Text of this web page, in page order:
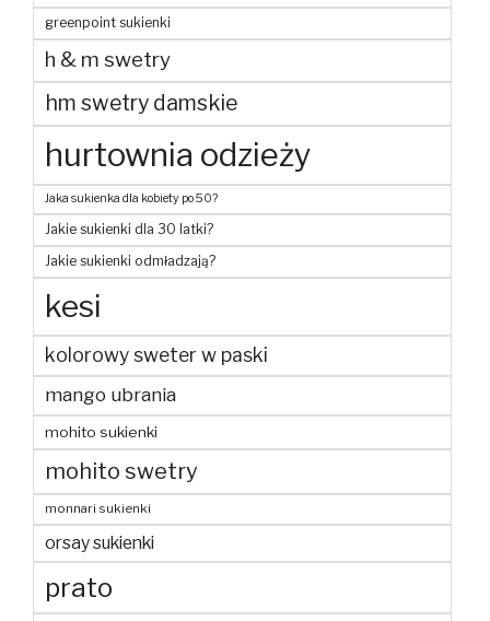
greenpoint sukienki
h & m swetry
hm swetry damskie
hurtownia odzieży
Jaka sukienka dla kobiety po 50?
Jakie sukienki dla 30 latki?
Jakie sukienki odmładzają?
kesi
kolorowy sweter w paski
mango ubrania
mohito sukienki
mohito swetry
monnari sukienki
orsay sukienki
prato